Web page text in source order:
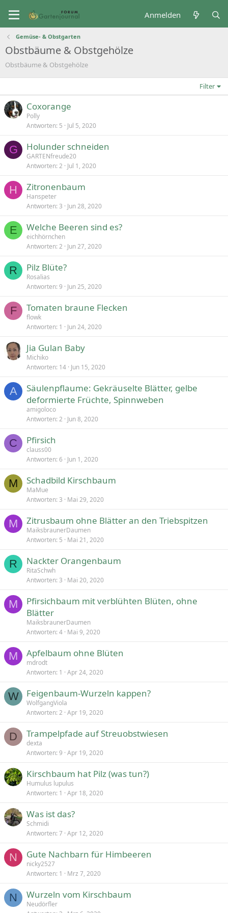
Anmelden
Gemüse- & Obstgarten
Obstbäume & Obstgehölze
Obstbäume & Obstgehölze
Filter
Coxorange
Polly
Antworten 5 Jul 5, 2020
G Holunder schneiden
GARTENfreude20
Antworten 2 Jul 1, 2020
H Zitronenbaum
Hanspeter
Antworten 3 Jun 28, 2020
E Welche Beeren sind es?
eichhörnchen
Antworten 2 Jun 27, 2020
R Pilz Blüte?
Rosalias
Antworten 9 Jun 25, 2020
F Tomaten braune Flecken
flowk
Antworten 1 Jun 24, 2020
Jia Gulan Baby
Michiko
Antworten 14 Jun 15, 2020
A
Säulenpflaume: Gekräuselte Blätter, gelbe
deformierte Früchte, Spinnweben
amigoloco
Antworten 2 Jun 8, 2020
C Pfirsich
clauss00
Antworten 6 Jun 1, 2020
M Schadbild Kirschbaum
MaMue
Antworten 3 Mai 29, 2020
M Zitrusbaum ohne Blätter an den Triebspitzen
MaiksbraunerDaumen
Antworten 5 Mai 21, 2020
R Nackter Orangenbaum
RitaSchwh
Antworten 3 Mai 20, 2020
M
Pfirsichbaum mit verblühten Blüten, ohne
Blätter
MaiksbraunerDaumen
Antworten 4 Mai 9, 2020
M Apfelbaum ohne Blüten
mdrodt
Antworten 1 Apr 24, 2020
W Feigenbaum-Wurzeln kappen?
WolfgangViola
Antworten 2 Apr 19, 2020
D Trampelpfade auf Streuobstwiesen
dexta
Antworten 9 Apr 19, 2020
Kirschbaum hat Pilz (was tun?)
Humulus lupulus
Antworten 1 Apr 18, 2020
Was ist das?
Schmidi
Antworten 7 Apr 12, 2020
N Gute Nachbarn für Himbeeren
nicky2527
Antworten 1 Mrz 7, 2020
N Wurzeln vom Kirschbaum
Neudörfler